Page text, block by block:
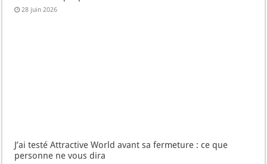
28 juin 2026
J’ai testé Attractive World avant sa fermeture : ce que
personne ne vous dira